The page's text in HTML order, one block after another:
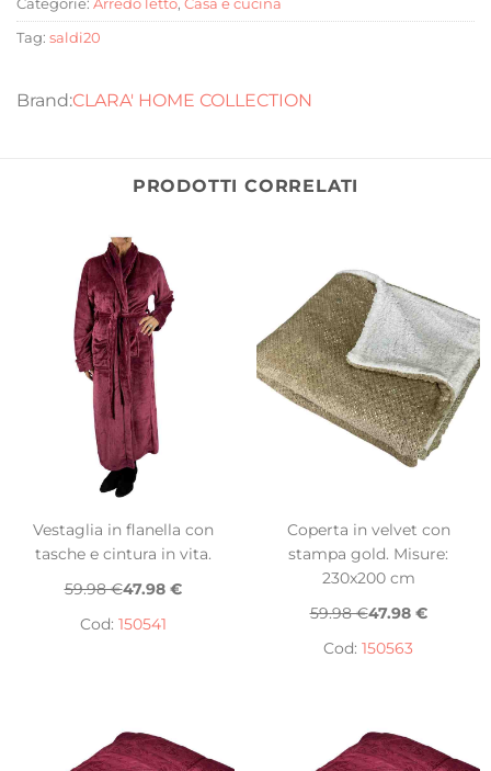
Categorie: Arredo letto, Casa e cucina
Tag: saldi20
CLARA' HOME COLLECTION
PRODOTTI CORRELATI
Vestaglia in flanella con
tasche e cintura in vita.
59.98 €47.98 €
Cod: 150541
Coperta in velvet con
stampa gold. Misure:
230x200 cm
59.98 €47.98 €
Cod: 150563